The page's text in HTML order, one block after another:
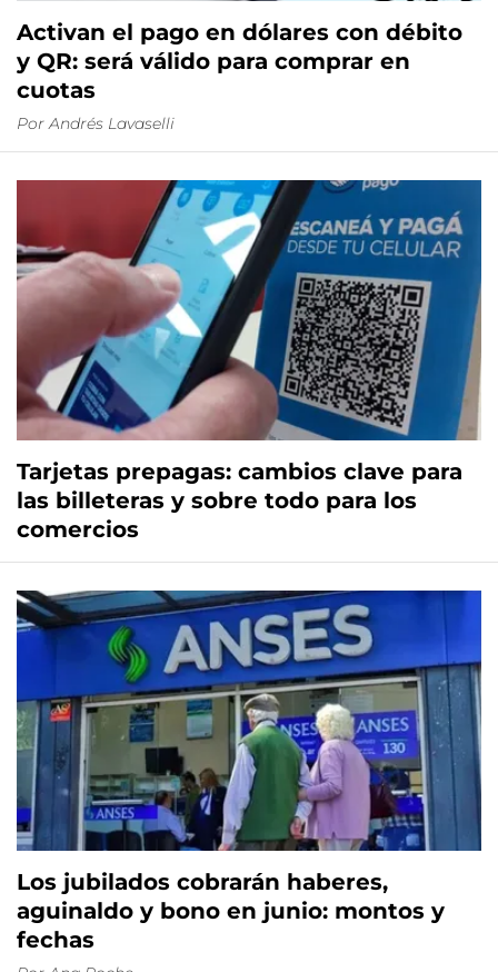
Activan el pago en dólares con débito
y QR: será válido para comprar en
cuotas
Por Andrés Lavaselli
Tarjetas prepagas: cambios clave para
las billeteras y sobre todo para los
comercios
Los jubilados cobrarán haberes,
aguinaldo y bono en junio: montos y
fechas